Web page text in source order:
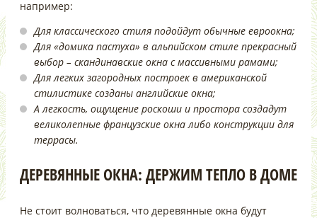
например:
Для классического стиля подойдут обычные евроокна;
Для «домика пастуха» в альпийском стиле прекрасный
выбор – скандинавские окна с массивными рамами;
Для легких загородных построек в американской
стилистике созданы английские окна;
А легкость, ощущение роскоши и простора создадут
великолепные французские окна либо конструкции для
террасы.
ДЕРЕВЯННЫЕ ОКНА: ДЕРЖИМ ТЕПЛО В ДОМЕ
Не стоит волноваться, что деревянные окна будут